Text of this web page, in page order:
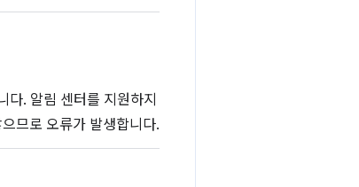
. 알림 센터를 지원하지
므로 오류가 발생합니다.